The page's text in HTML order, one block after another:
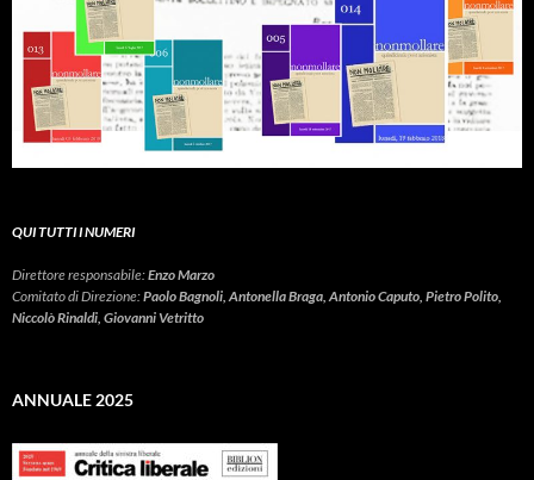
QUI TUTTI I NUMERI
Direttore responsabile:Enzo Marzo
Comitato di Direzione:Paolo Bagnoli, Antonella Braga, Antonio Caputo, Pietro Polito,
Niccolò Rinaldi, Giovanni Vetritto
ANNUALE 2025